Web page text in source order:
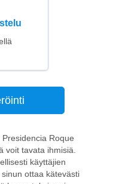
Roque
voit tavata ihmisiä.
käyttäjien
ottaa kätevästi